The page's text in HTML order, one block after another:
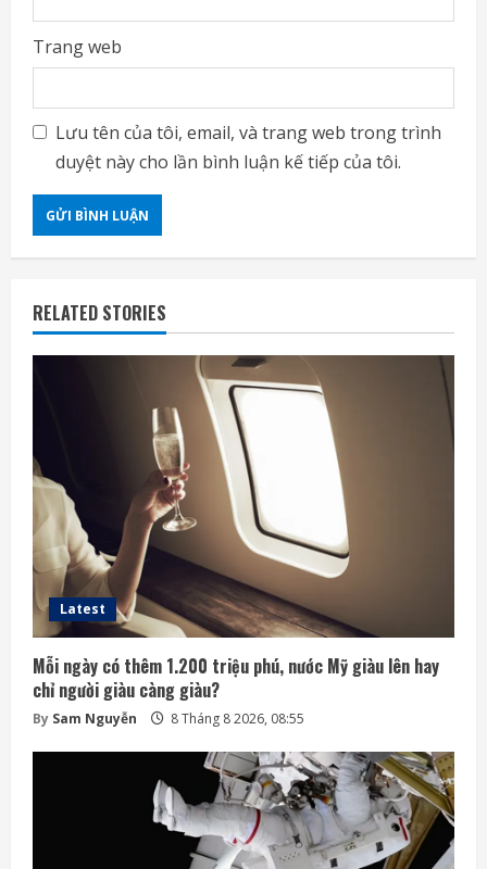
Trang web
Lưu tên của tôi, email, và trang web trong trình
duyệt này cho lần bình luận kế tiếp của tôi.
RELATED STORIES
Latest
Mỗi ngày có thêm 1.200 triệu phú, nước Mỹ giàu lên hay
chỉ người giàu càng giàu?
By Sam Nguyễn 8 Tháng 8 2026, 08:55